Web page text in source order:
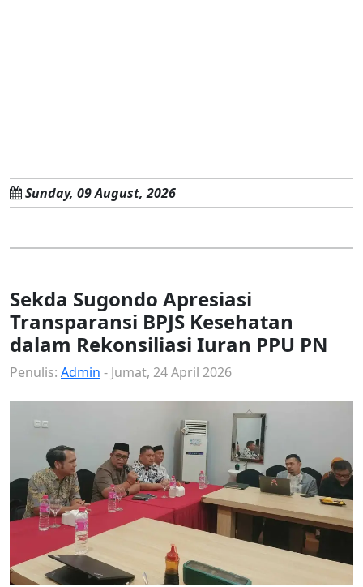
Sunday, 09 August, 2026
Sekda Sugondo Apresiasi
Transparansi BPJS Kesehatan
dalam Rekonsiliasi Iuran PPU PN
Penulis: Admin - Jumat, 24 April 2026